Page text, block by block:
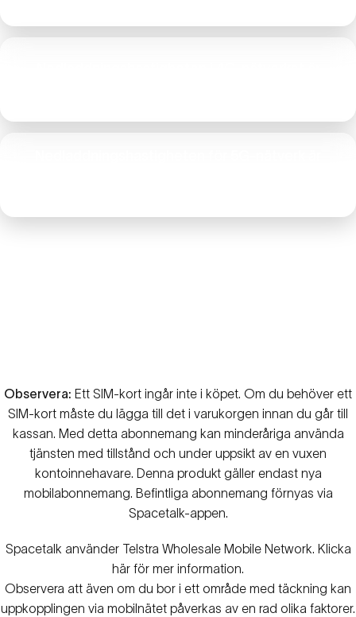
Observera: Ett SIM-kort ingår inte i köpet. Om du behöver ett
SIM-kort måste du lägga till det i varukorgen innan du går till
kassan. Med detta abonnemang kan minderåriga använda
tjänsten med tillstånd och under uppsikt av en vuxen
kontoinnehavare. Denna produkt gäller endast nya
mobilabonnemang. Befintliga abonnemang förnyas via
Spacetalk-appen.
Spacetalk använder Telstra Wholesale Mobile Network. Klicka
här för mer information.
Observera att även om du bor i ett område med täckning kan
uppkopplingen via mobilnätet påverkas av en rad olika faktorer.